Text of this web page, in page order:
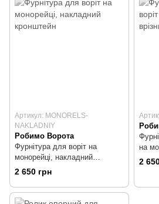
Артикул: MONORELS-
NAKLADNIY
Робимо Ворота
Фурнітура для воріт на
монорейці, накладний
кронштейн
2 650 грн
на
2